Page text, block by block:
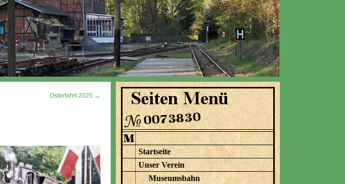
Osterfahrt 2025 →
Startseite
Unser Verein
Museumsbahn